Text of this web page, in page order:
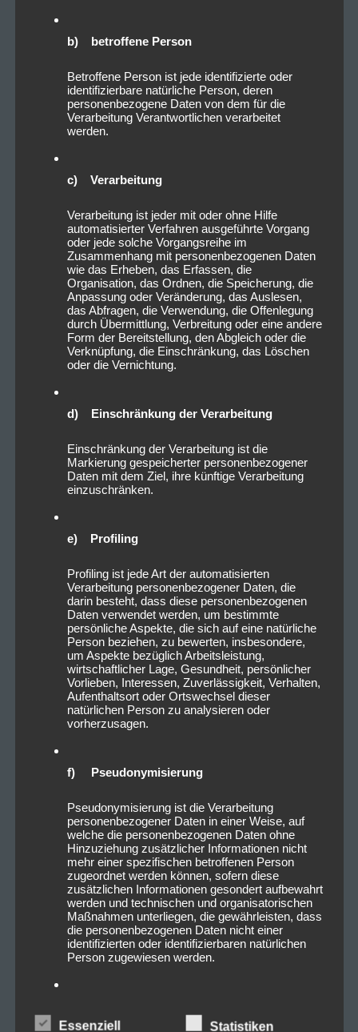
b) betroffene Person
Betroffene Person ist jede identifizierte oder
identifizierbare natürliche Person, deren
personenbezogene Daten von dem für die
Verarbeitung Verantwortlichen verarbeitet
werden.
c) Verarbeitung
Verarbeitung ist jeder mit oder ohne Hilfe
automatisierter Verfahren ausgeführte Vorgang
oder jede solche Vorgangsreihe im
Zusammenhang mit personenbezogenen Daten
wie das Erheben, das Erfassen, die
Organisation, das Ordnen, die Speicherung, die
Anpassung oder Veränderung, das Auslesen,
das Abfragen, die Verwendung, die Offenlegung
durch Übermittlung, Verbreitung oder eine andere
Form der Bereitstellung, den Abgleich oder die
Verknüpfung, die Einschränkung, das Löschen
oder die Vernichtung.
d) Einschränkung der Verarbeitung
Einschränkung der Verarbeitung ist die
Markierung gespeicherter personenbezogener
Daten mit dem Ziel, ihre künftige Verarbeitung
einzuschränken.
e) Profiling
Profiling ist jede Art der automatisierten
Verarbeitung personenbezogener Daten, die
darin besteht, dass diese personenbezogenen
Daten verwendet werden, um bestimmte
persönliche Aspekte, die sich auf eine natürliche
Person beziehen, zu bewerten, insbesondere,
um Aspekte bezüglich Arbeitsleistung,
wirtschaftlicher Lage, Gesundheit, persönlicher
Vorlieben, Interessen, Zuverlässigkeit, Verhalten,
Aufenthaltsort oder Ortswechsel dieser
natürlichen Person zu analysieren oder
vorherzusagen.
f) Pseudonymisierung
Pseudonymisierung ist die Verarbeitung
personenbezogener Daten in einer Weise, auf
welche die personenbezogenen Daten ohne
Hinzuziehung zusätzlicher Informationen nicht
mehr einer spezifischen betroffenen Person
zugeordnet werden können, sofern diese
zusätzlichen Informationen gesondert aufbewahrt
werden und technischen und organisatorischen
Maßnahmen unterliegen, die gewährleisten, dass
die personenbezogenen Daten nicht einer
identifizierten oder identifizierbaren natürlichen
Person zugewiesen werden.
Verarbeitung Verantwortlicher
Essenziell Statistiken